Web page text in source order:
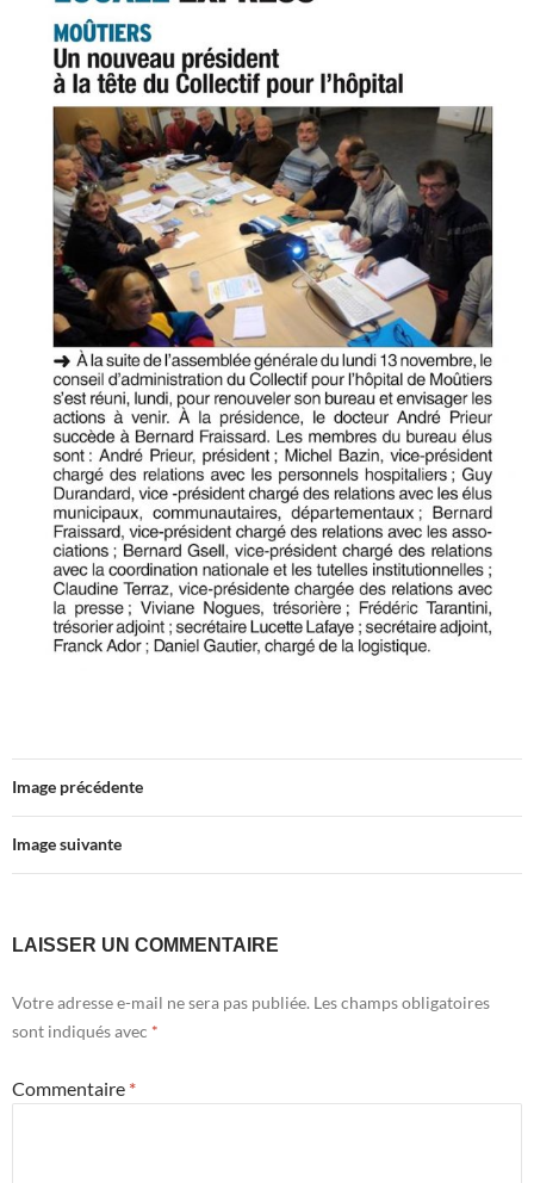
Image précédente
Image suivante
LAISSER UN COMMENTAIRE
Votre adresse e-mail ne sera pas publiée. Les champs obligatoires
sont indiqués avec *
Commentaire *